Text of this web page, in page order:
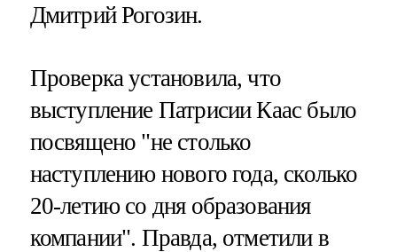
Дмитрий Рогозин.
Проверка установила, что
выступление Патрисии Каас было
посвящено "не столько
наступлению нового года, сколько
20-летию со дня образования
компании". Правда, отметили в